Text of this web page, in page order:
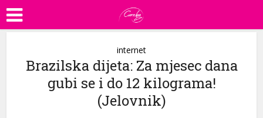
internet
Brazilska dijeta: Za mjesec dana
gubi se i do 12 kilograma!
(Jelovnik)